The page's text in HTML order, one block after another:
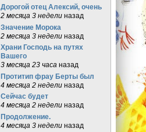
Дорогой отец Алексий, очень
2 месяца 3 неделиназад
Значение Морока
2 месяца 3 неделиназад
Храни Господь на путях
Вашего
3 месяца 23 часа назад
Протитип фрау Берты был
4 месяца 2 неделиназад
Сейчас будет
4 месяца 2 неделиназад
Продолжение.
4 месяца 3 неделиназад